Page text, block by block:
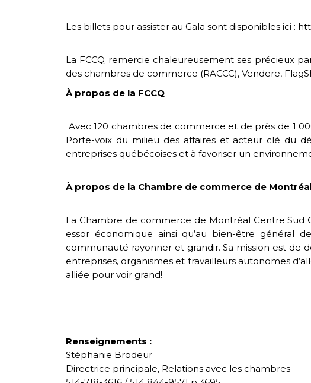
Les billets pour assister au Gala sont disponibles ici :
La FCCQ remercie chaleureusement ses précieux
des chambres de commerce (RACCC), Vendere,
À propos de la FCCQ
Avec 120 chambres de commerce et de près de 1
Porte-voix du milieu des affaires et acteur clé du
entreprises québécoises et à favoriser un
À propos de la Chambre de commerce de Montréal
La Chambre de commerce de Montréal Centre Sud
essor économique ainsi qu’au bien-être général
communauté rayonner et grandir. Sa mission est de
entreprises, organismes et travailleurs autonomes
alliée pour voir grand!
Renseignements :
Stéphanie Brodeur
Directrice principale, Relations avec les chambres